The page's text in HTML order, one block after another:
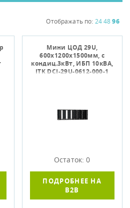
Отображать по: 2448 96
Мини ЦОД 29U,
600х1200х1500мм, с
кондиц.3кВт, ИБП 10кВА,
ITK DCI-29U-0612-000-1
Остаток: 0
ПОДРОБНЕЕ НА
B2B